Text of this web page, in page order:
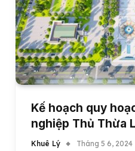
Kế hoạch quy
nghiệp Thủ Thừa
Khuê Lý Tháng 5 6, 2024